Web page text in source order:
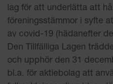
lag för att underlätta att
föreningsstämmor i syfte
av covid-19 (hädanefter
Den Tillfälliga Lagen
och upphör den 31
bl.a. för aktiebolag att